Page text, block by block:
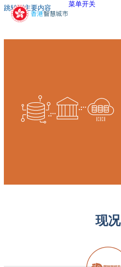
跳转到主要内容 菜单开关
现况